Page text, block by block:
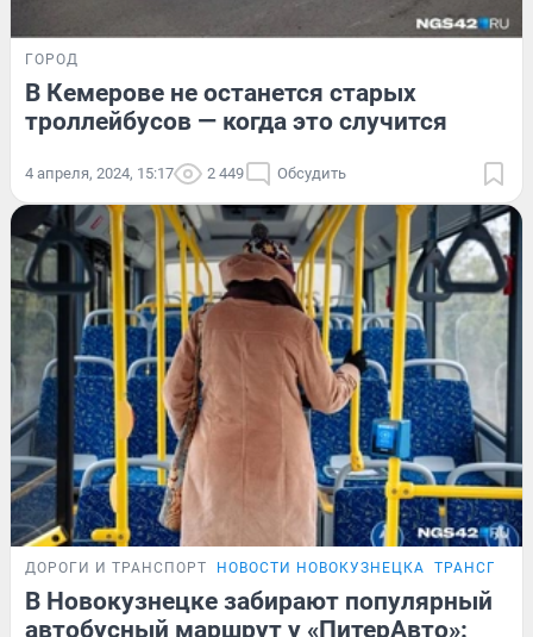
ГОРОД
В Кемерове не останется старых
троллейбусов — когда это случится
4 апреля, 2024, 15:17 2 449 Обсудить
ДОРОГИ И ТРАНСПОРТ НОВОСТИ НОВОКУЗНЕЦКА
В Новокузнецке забирают популярный
автобусный маршрут у «ПитерАвто»: